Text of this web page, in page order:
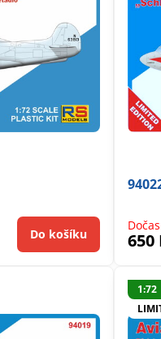
Do košíku 650
1:72